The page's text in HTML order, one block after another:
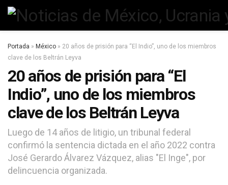
Portada » México » 20 años de prisión para “El Indio”, uno de los miembros
clave de los Beltrán Leyva
20 años de prisión para “El
Indio”, uno de los miembros
clave de los Beltrán Leyva
Luego de 14 años de litigio, un tribunal federal
confirmó la sentencia dictada en el año 2022 contra
José Gerardo Álvarez Vázquez, alias "El Inge", por
delincuencia organizada.